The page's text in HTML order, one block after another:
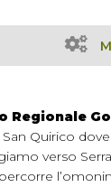
Regionale
San Quirico
verso